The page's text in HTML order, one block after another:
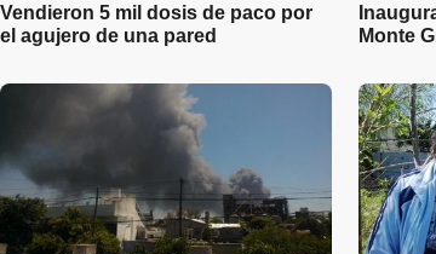
Vendieron 5 mil dosis de paco por
el agujero de una pared
Monte